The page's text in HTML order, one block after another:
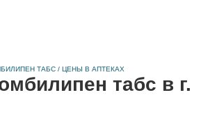
ТАБС /ЦЕНЫ В АПТЕКАХ
табс в г.